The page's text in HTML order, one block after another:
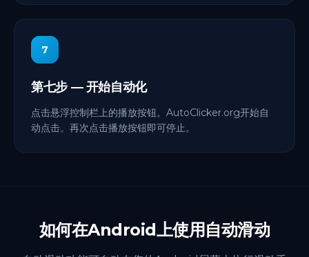
7
第七步 — 开始自动化
点击悬浮控制栏上的播放按钮。AutoClicker.org开始自
动点击。再次点击播放按钮即可停止。
如何在Android上使用自动滑动